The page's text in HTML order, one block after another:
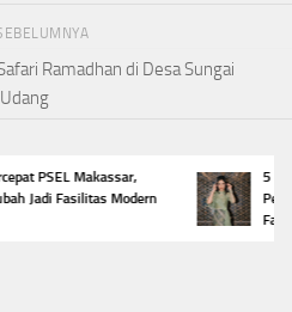
Ramadhan di Desa Sungai
Udang
PSEL Makassar,
Fasilitas Modern
5 Tren
Favorit